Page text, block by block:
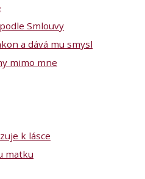
Smlouvy
a dává mu smysl
mimo mne
k lásce
matku